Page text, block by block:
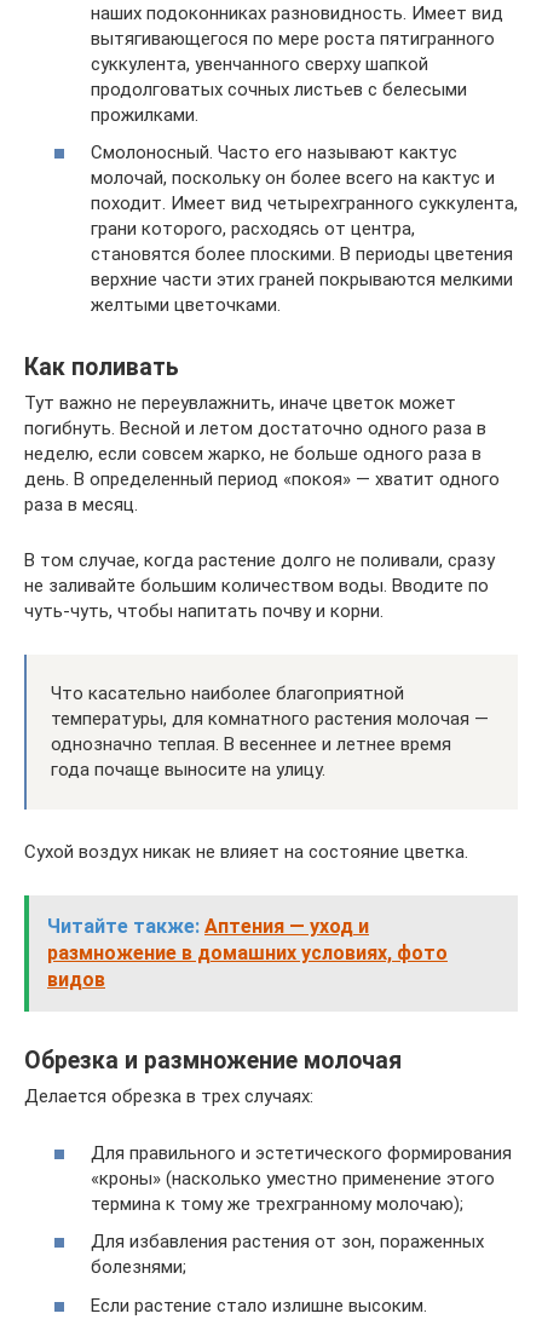
наших подоконниках разновидность. Имеет вид
вытягивающегося по мере роста пятигранного
суккулента, увенчанного сверху шапкой
продолговатых сочных листьев с белесыми
прожилками.
Смолоносный. Часто его называют кактус
молочай, поскольку он более всего на кактус и
походит. Имеет вид четырехгранного суккулента,
грани которого, расходясь от центра,
становятся более плоскими. В периоды цветения
верхние части этих граней покрываются мелкими
желтыми цветочками.
Как поливать
Тут важно не переувлажнить, иначе цветок может
погибнуть. Весной и летом достаточно одного раза в
неделю, если совсем жарко, не больше одного раза в
день. В определенный период «покоя» — хватит одного
раза в месяц.
В том случае, когда растение долго не поливали, сразу
не заливайте большим количеством воды. Вводите по
чуть-чуть, чтобы напитать почву и корни.
Что касательно наиболее благоприятной
температуры, для комнатного растения молочая —
однозначно теплая. В весеннее и летнее время
года почаще выносите на улицу.
Сухой воздух никак не влияет на состояние цветка.
Читайте также: Аптения — уход и
размножение в домашних условиях, фото
видов
Обрезка и размножение молочая
Делается обрезка в трех случаях:
Для правильного и эстетического формирования
«кроны» (насколько уместно применение этого
термина к тому же трехгранному молочаю);
Для избавления растения от зон, пораженных
болезнями;
Если растение стало излишне высоким.